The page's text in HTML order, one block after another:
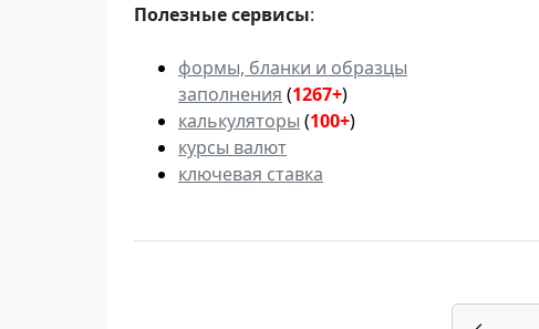
Полезные сервисы:
формы, бланки и образцы
заполнения (1267+)
калькуляторы (100+)
курсы валют
ключевая ставка